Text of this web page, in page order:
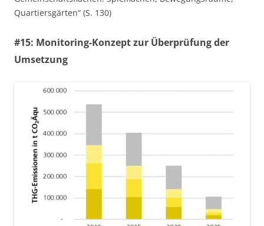
Quartiersgärten“ (S. 130)
#15: Monitoring-Konzept zur Überprüfung der
Umsetzung